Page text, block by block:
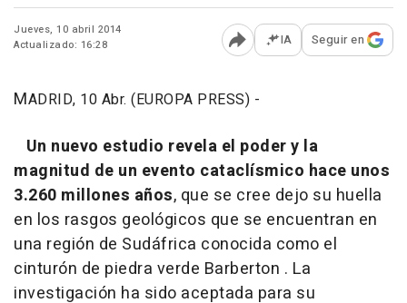
Jueves, 10 abril 2014
Actualizado: 16:28
Abrir opciones para
IA Seguir en
MADRID, 10 Abr. (EUROPA PRESS) -
Un nuevo estudio revela el poder y la
magnitud de un evento cataclísmico hace unos
3.260 millones años, que se cree dejo su huella
en los rasgos geológicos que se encuentran en
una región de Sudáfrica conocida como el
cinturón de piedra verde Barberton . La
investigación ha sido aceptada para su